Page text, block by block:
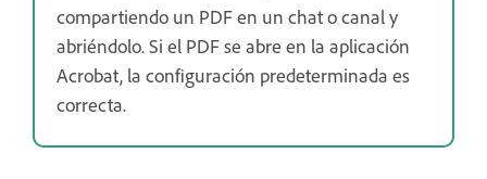
compartiendo un PDF en un chat o canal y
abriéndolo. Si el PDF se abre en la aplicación
Acrobat, la configuración predeterminada es
correcta.